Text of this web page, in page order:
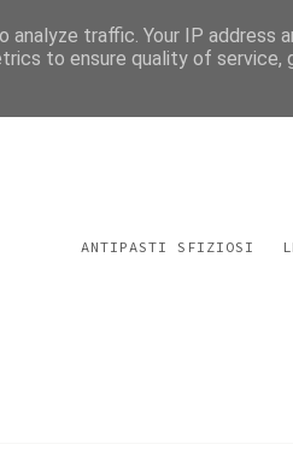
ANTIPASTI SFIZIOSI
traffic. Your IP address
to ensure quality of service,